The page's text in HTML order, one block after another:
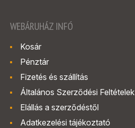
WEBÁRUHÁZ INFÓ
Kosár
Pénztár
Fizetés és szállítás
Általános Szerződési Feltételek
Elállás a szerződéstől
Adatkezelési tájékoztató